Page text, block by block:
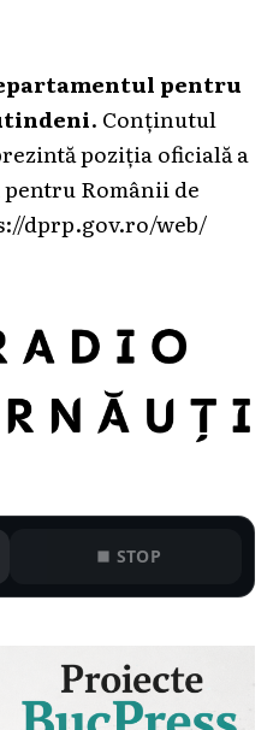
pentru
. Conținutul
poziția oficială a
Românii de
dprp.gov.ro/web/
STOP